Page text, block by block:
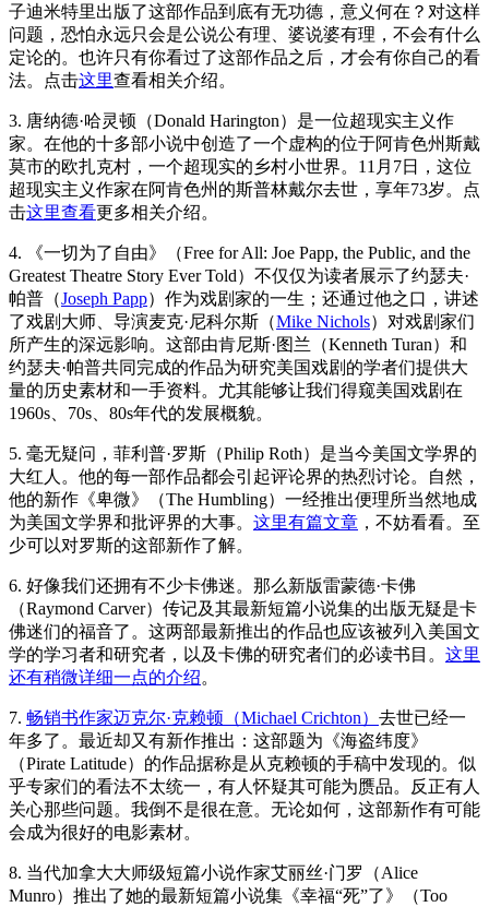
子迪米特里出版了这部作品到底有无功德，意义何在？对这样
问题，恐怕永远只会是公说公有理、婆说婆有理，不会有什么
定论的。也许只有你看过了这部作品之后，才会有你自己的看
法。点击这里查看相关介绍。
3. 唐纳德·哈灵顿（Donald Harington）是一位超现实主义作
家。在他的十多部小说中创造了一个虚构的位于阿肯色州斯戴
莫市的欧扎克村，一个超现实的乡村小世界。11月7日，这位
超现实主义作家在阿肯色州的斯普林戴尔去世，享年73岁。点
击这里查看更多相关介绍。
4. 《一切为了自由》（Free for All: Joe Papp, the Public, and the
Greatest Theatre Story Ever Told）不仅仅为读者展示了约瑟夫·
帕普（Joseph Papp）作为戏剧家的一生；还通过他之口，讲述
了戏剧大师、导演麦克·尼科尔斯（Mike Nichols）对戏剧家们
所产生的深远影响。这部由肯尼斯·图兰（Kenneth Turan）和
约瑟夫·帕普共同完成的作品为研究美国戏剧的学者们提供大
量的历史素材和一手资料。尤其能够让我们得窥美国戏剧在
1960s、70s、80s年代的发展概貌。
5. 毫无疑问，菲利普·罗斯（Philip Roth）是当今美国文学界的
大红人。他的每一部作品都会引起评论界的热烈讨论。自然，
他的新作《卑微》（The Humbling）一经推出便理所当然地成
为美国文学界和批评界的大事。 这里有篇文章 ，不妨看看。至
少可以对罗斯的这部新作了解。
6. 好像我们还拥有不少卡佛迷。那么新版雷蒙德·卡佛
（Raymond Carver）传记及其最新短篇小说集的出版无疑是卡
佛迷们的福音了。这两部最新推出的作品也应该被列入美国文
学的学习者和研究者，以及卡佛的研究者们的必读书目。 这里
还有稍微详细一点的介绍。
7. 畅销书作家迈克尔·克赖顿（Michael Crichton） 去世已经一
年多了。最近却又有新作推出：这部题为《海盗纬度》
（Pirate Latitude）的作品据称是从克赖顿的手稿中发现的。似
乎专家们的看法不太统一，有人怀疑其可能为赝品。反正有人
关心那些问题。我倒不是很在意。无论如何，这部新作有可能
会成为很好的电影素材。
8. 当代加拿大大师级短篇小说作家艾丽丝·门罗（Alice
Munro）推出了她的最新短篇小说集《幸福“死”了》（Too